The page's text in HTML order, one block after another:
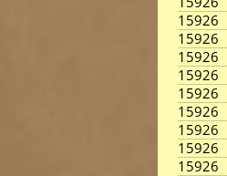
15926
15926
15926
15926
15926
15926
15926
15926
15926